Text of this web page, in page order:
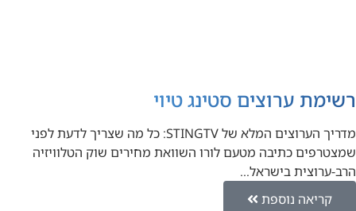
רשימת ערוצים סטינג טיוי
מדריך הערוצים המלא של STINGTV: כל מה שצריך לדעת לפני
שמצטרפים כתיבה מטעם לורו השוואת מחירים שוק הטלוויזיה
הרב-ערוצית בישראל…
קריאה נוספת